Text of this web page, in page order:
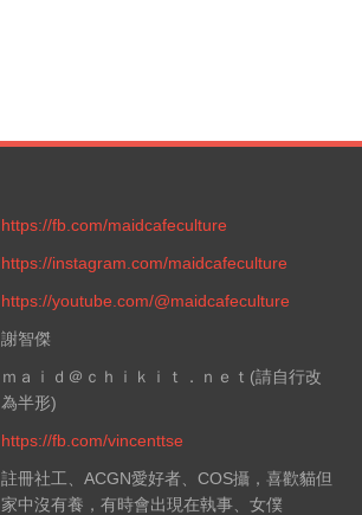
https://fb.com/maidcafeculture
https://instagram.com/maidcafeculture
https://youtube.com/@maidcafeculture
謝智傑
ｍａｉｄ＠ｃｈｉｋｉｔ．ｎｅｔ(請自行改
為半形)
https://fb.com/vincenttse
註冊社工、ACGN愛好者、COS攝，喜歡貓但
家中沒有養，有時會出現在執事、女僕